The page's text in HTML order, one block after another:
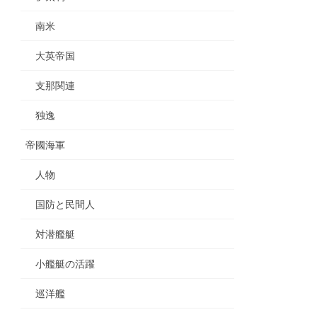
南米
大英帝国
支那関連
独逸
帝國海軍
人物
国防と民間人
対潜艦艇
小艦艇の活躍
巡洋艦